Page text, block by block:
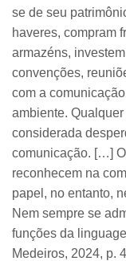
se de seu
haveres, compram
armazéns,
convenções,
com a
ambiente.
considerada
comunicação. […]
reconhecem na
papel, no entanto,
Nem sempre se
funções da
Medeiros, 2024, p.